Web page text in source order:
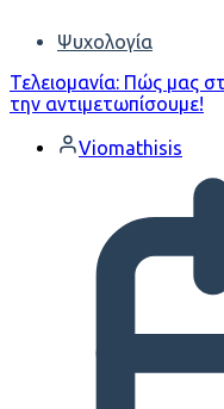
Ψυχολογία
Τελειομανία: Πώς μας
την αντιμετωπίσουμε!
Viomathisis